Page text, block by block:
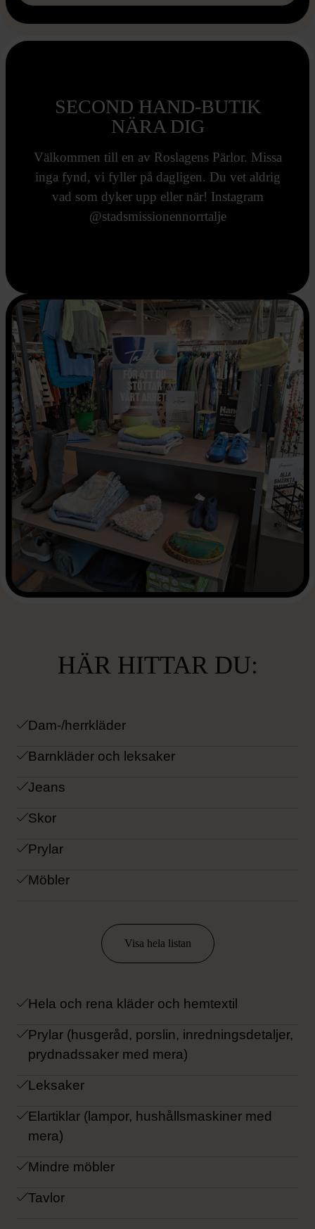
Hoppa
över
Leaflet
SECOND HAND-BUTIK
NÄRA DIG
Välkommen till en av Roslagens Pärlor. Missa
inga fynd, vi fyller på dagligen. Du vet aldrig
vad som dyker upp eller när! Instagram
@stadsmissionennorrtalje
HÄR HITTAR DU:
Dam-/herrkläder
Barnkläder och leksaker
Jeans
Skor
Prylar
Möbler
Visa hela listan
HÄR KAN DU LÄMNA:
Hela och rena kläder och hemtextil
Prylar (husgeråd, porslin, inredningsdetaljer,
prydnadssaker med mera)
Leksaker
Elartiklar (lampor, hushållsmaskiner med
mera)
Mindre möbler
Tavlor